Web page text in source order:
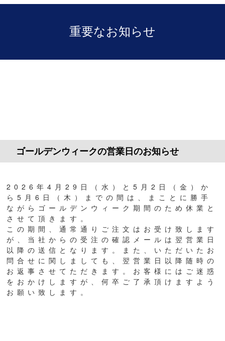
重要なお知らせ
ゴールデンウィークの営業日のお知らせ
2026年4月29日（水）と5月2日（金）か
ら5月6日（木）までの間は、まことに勝手
ながらゴールデンウィーク期間のため休業と
させて頂きます。
この期間、通常通りご注文はお受け致します
が、当社からの受注の確認メールは翌営業日
以降の送信となります。また、いただいたお
問合せに関しましても、翌営業日以降随時の
お返事させてただきます。お客様にはご迷惑
をおかけしますが、何卒ご了承頂けますよう
お願い致します。​​​​​​​